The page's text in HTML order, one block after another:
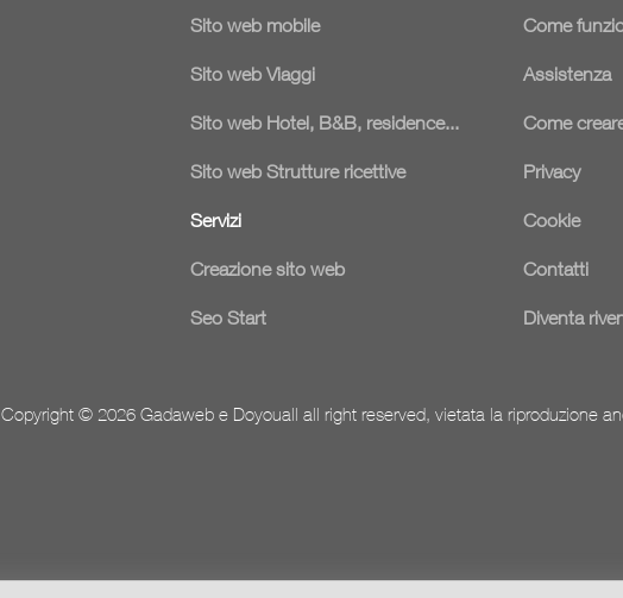
Sito web mobile
Sito web Viaggi
Sito web Hotel, B&B, residence...
Sito web Strutture ricettive
Servizi
Creazione sito web
Seo Start
Come
Assistenza
Come
Privacy
Cookie
Contatti
Diventa
Copyright © 2026 Gadaweb e Doyouall all right reserved, vietata la riproduzione